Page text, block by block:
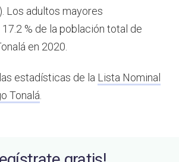
Los adultos mayores
% de la población total de
en 2020.
estadísticas de la Lista Nominal
Tonalá.